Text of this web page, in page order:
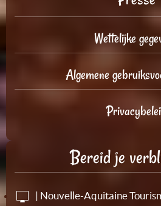
Wettelijke
Algemene
Bereid je
| Nouvelle-Aquitaine